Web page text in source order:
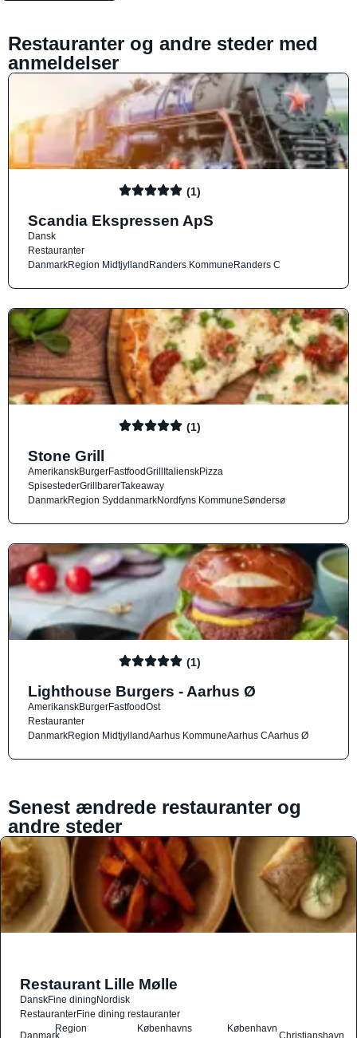
Restauranter og andre steder med
anmeldelser
(1)
Scandia Ekspressen ApS
Dansk
Restauranter
DanmarkRegion MidtjyllandRanders KommuneRanders C
(1)
Stone Grill
AmerikanskBurgerFastfoodGrillItalienskPizza
SpisestederGrillbarerTakeaway
DanmarkRegion SyddanmarkNordfyns KommuneSøndersø
(1)
Lighthouse Burgers - Aarhus Ø
AmerikanskBurgerFastfoodOst
Restauranter
DanmarkRegion MidtjyllandAarhus KommuneAarhus CAarhus Ø
Senest ændrede restauranter og
andre steder
Restaurant Lille Mølle
DanskFine diningNordisk
RestauranterFine dining restauranter
Danmark
Region
Københavns
København
Christianshavn